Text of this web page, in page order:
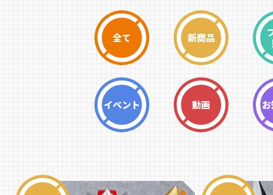
全て 新商品
イベント 動画